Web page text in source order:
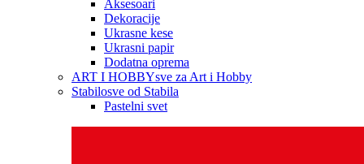
Aksesoari
Dekoracije
Ukrasne kese
Ukrasni papir
Dodatna oprema
ART I HOBBYsve za Art i Hobby
Stabilosve od Stabila
Pastelni svet